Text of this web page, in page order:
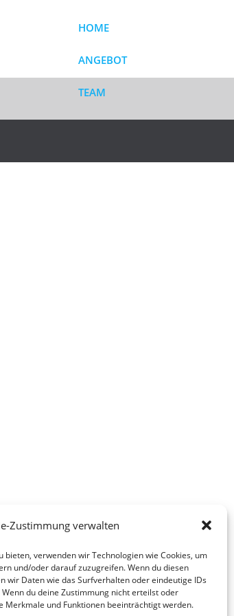
Zustimmung verwalten
bieten, verwenden wir Technologien wie Cookies, um
und/oder darauf zuzugreifen. Wenn du diesen
wir Daten wie das Surfverhalten oder eindeutige IDs
du deine Zustimmung nicht erteilst oder
Merkmale und Funktionen beeinträchtigt werden.
HOME
ANGEBOT
TEAM